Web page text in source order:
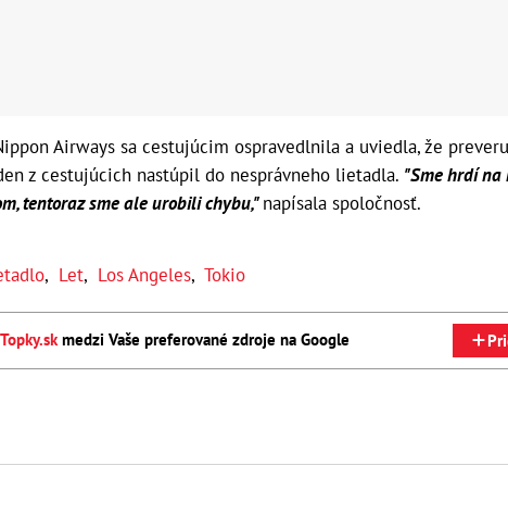
Airways sa cestujúcim ospravedlnila a uviedla, že
z cestujúcich nastúpil do nesprávneho lietadla. "Sme hrdí na
tentoraz sme ale urobili chybu,"napísala spoločnosť.
, Let, Los Angeles, Tokio
medzi Vaše preferované zdroje na Google